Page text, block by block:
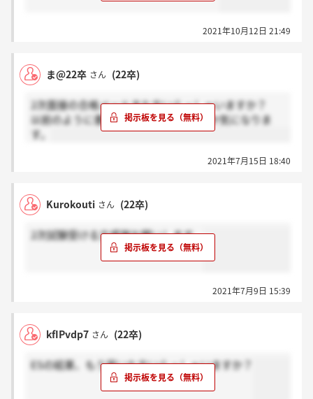
2021年10月12日 21:49
ま@22卒 さん (22卒)
2次面接の合格メールきた方いらっしゃいますか？
以前のように書類の前にメール来るのか気になりま
す。
2021年7月15日 18:40
Kurokouti さん (22卒)
2次試験受ける方感謝お願いします。
2021年7月9日 15:39
kfIPvdp7 さん (22卒)
ESの結果、もう届いた方いらっしゃいますか？